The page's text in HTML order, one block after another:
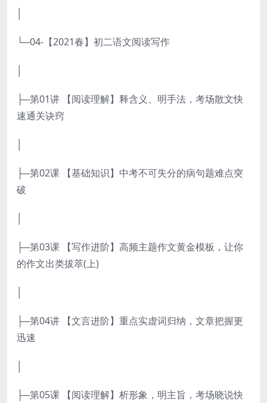
└─04-【2021春】初二语文阅读写作
├─第01讲 【阅读理解】释含义、明手法，考场散文快
速通关诀窍
├─第02课 【基础知识】中考不可失分的病句题难点突
破
├─第03课 【写作进阶】高频主题作文黄金模板，让你
的作文出类拔萃(上)
├─第04讲 【文言进阶】重点实虚词归纳，文章把握更
迅速
├─第05课 【阅读理解】析形象，明主旨，考场晓说快